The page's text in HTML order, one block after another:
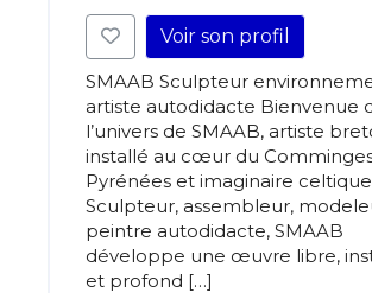
Voir son profil
SMAAB Sculpteur
artiste autodidacte Bienvenue
l’univers de SMAAB, artiste
installé au cœur du
Pyrénées et imaginaire
Sculpteur, assembleur,
peintre autodidacte, SMAAB
développe une œuvre libre,
et profond […]